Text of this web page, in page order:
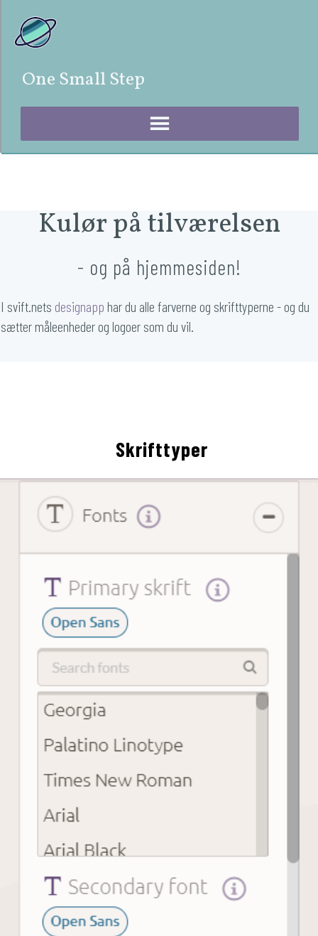
One Small Step
Kulør på tilværelsen
- og på hjemmesiden!
I svift.nets designapp har du alle farverne og skrifttyperne - og du
sætter måleenheder og logoer som du vil.
Skrifttyper